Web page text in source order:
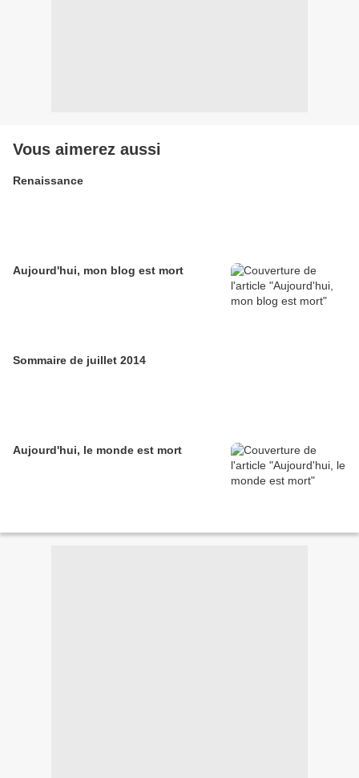
Vous aimerez aussi
Renaissance
Aujourd'hui, mon blog est mort
Sommaire de juillet 2014
Aujourd'hui, le monde est mort